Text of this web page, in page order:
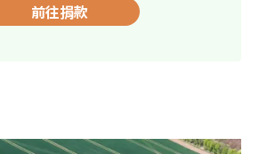
前往捐款